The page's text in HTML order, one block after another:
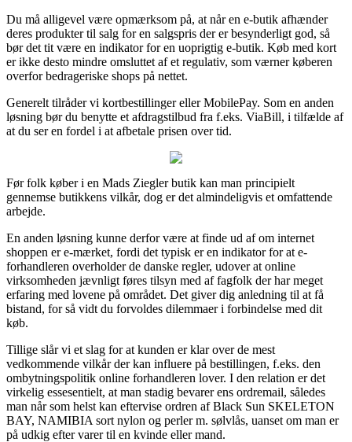
Du må alligevel være opmærksom på, at når en e-butik afhænder
deres produkter til salg for en salgspris der er besynderligt god, så
bør det tit være en indikator for en uoprigtig e-butik. Køb med kort
er ikke desto mindre omsluttet af et regulativ, som værner køberen
overfor bedrageriske shops på nettet.
Generelt tilråder vi kortbestillinger eller MobilePay. Som en anden
løsning bør du benytte et afdragstilbud fra f.eks. ViaBill, i tilfælde af
at du ser en fordel i at afbetale prisen over tid.
Før folk køber i en Mads Ziegler butik kan man principielt
gennemse butikkens vilkår, dog er det almindeligvis et omfattende
arbejde.
En anden løsning kunne derfor være at finde ud af om internet
shoppen er e-mærket, fordi det typisk er en indikator for at e-
forhandleren overholder de danske regler, udover at online
virksomheden jævnligt føres tilsyn med af fagfolk der har meget
erfaring med lovene på området. Det giver dig anledning til at få
bistand, for så vidt du forvoldes dilemmaer i forbindelse med dit
køb.
Tillige slår vi et slag for at kunden er klar over de mest
vedkommende vilkår der kan influere på bestillingen, f.eks. den
ombytningspolitik online forhandleren lover. I den relation er det
virkelig essesentielt, at man stadig bevarer ens ordremail, således
man når som helst kan eftervise ordren af Black Sun SKELETON
BAY, NAMIBIA sort nylon og perler m. sølvlås, uanset om man er
på udkig efter varer til en kvinde eller mand.